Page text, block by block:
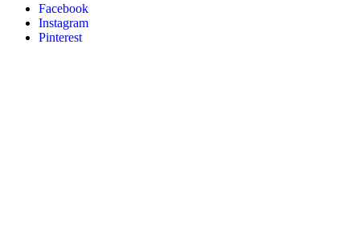
Facebook
Instagram
Pinterest